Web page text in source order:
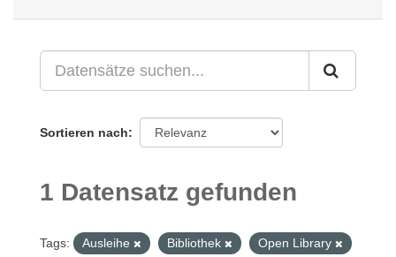
Sortieren nach
1 Datensatz gefunden
Tags: Ausleihe Bibliothek
Open Library